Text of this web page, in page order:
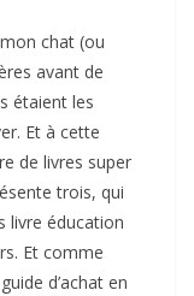
chat (ou
avant de
étaient les
Et à cette
de livres super
trois, qui
livre éducation
Et comme
d’achat en